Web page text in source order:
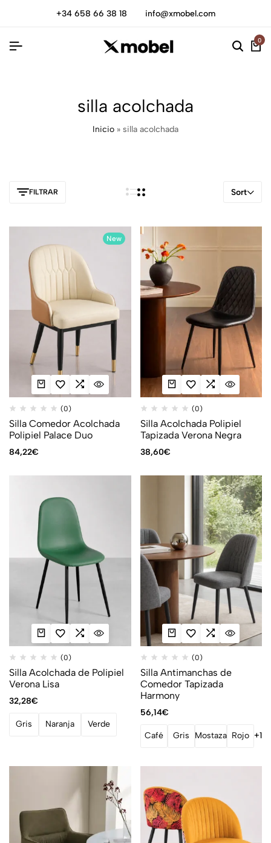
+34 658 66 38 18 info@xmobel.com
0
silla acolchada
Inicio » silla acolchada
FILTRAR Sort
New
(0)
Silla Comedor Acolchada
Polipiel Palace Duo
84,22€
(0)
Silla Acolchada Polipiel
Tapizada Verona Negra
38,60€
(0)
Silla Acolchada de Polipiel
Verona Lisa
32,28€
Gris Naranja Verde
(0)
Silla Antimanchas de
Comedor Tapizada
Harmony
56,14€
Café Gris Mostaza Rojo +1